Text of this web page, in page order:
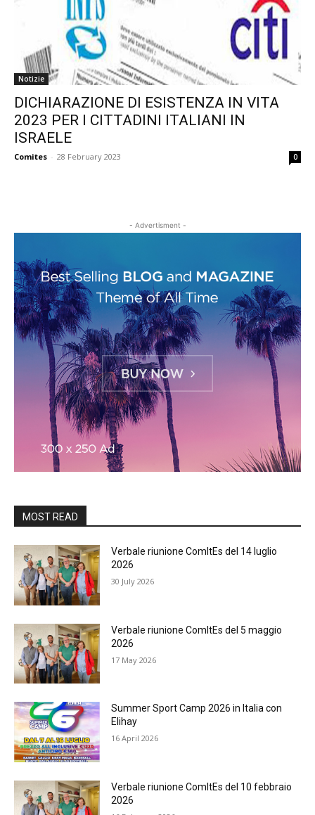
Notizie
DICHIARAZIONE DI ESISTENZA IN VITA
2023 PER I CITTADINI ITALIANI IN
ISRAELE
Comites - 28 February 2023 0
- Advertisment -
MOST READ
Verbale riunione ComItEs del 14 luglio
2026
30 July 2026
Verbale riunione ComItEs del 5 maggio
2026
17 May 2026
Summer Sport Camp 2026 in Italia con
Elihay
16 April 2026
Verbale riunione ComItEs del 10 febbraio
2026